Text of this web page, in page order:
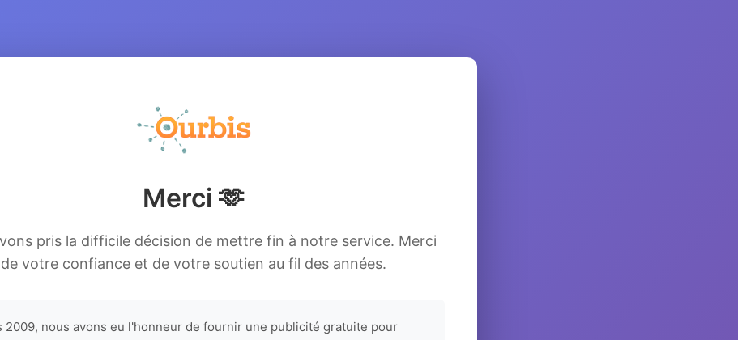
Merci 🫶
pris la difficile décision de mettre fin à notre service. Merci
de votre confiance et de votre soutien au fil des années.
2009, nous avons eu l'honneur de fournir une publicité gratuite pour